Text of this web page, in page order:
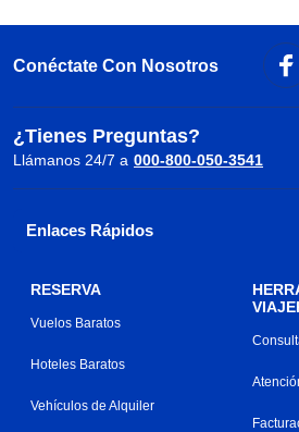
Conéctate Con Nosotros
¿Tienes Preguntas?
Llámanos 24/7 a 000-800-050-3541
Enlaces Rápidos
RESERVA
Vuelos Baratos
Hoteles Baratos
Vehículos de Alquiler